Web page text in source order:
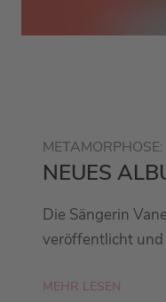
METAMORPHOSE:
NEUES
Die Sängerin
veröffentlicht
MEHR LESEN